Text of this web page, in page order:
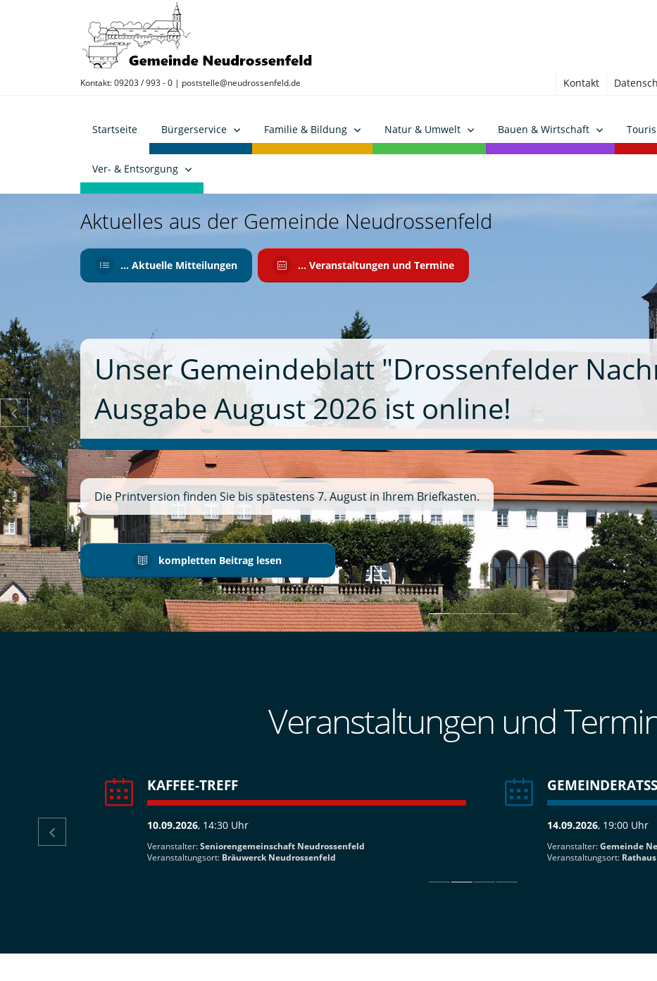
Kontakt: 09203 / 993 - 0 | poststelle@neudrossenfeld.de Kontakt
Startseite Bürgerservice Familie & Bildung Natur & Umwelt Bauen & Wirtschaft
Ver- & Entsorgung
Aktuelles aus der Gemeinde Neudrossenfeld
... Aktuelle Mitteilungen ... Veranstaltungen und Termine
Aktuelles aus der Gemeinde Neudrossenfeld
... Aktuelle Mitteilungen ... Veranstaltungen und Termine
Herzliche Einladung zum Tag des offenen
Folgende Führungen sind in Neudrossenfeld geplant: 13:00 Uhr (Dauer ca. 45 Min.) Führung
Lindenbaummuseum/Info-Center/Eishaus/Brauerei und Erläuterungen zur Ortsgeschichte
mit Herrn Ersten Bürgermeister Rainer Strobel und Vorstand der Bräuwerck AG Peter
Schuhmann 14:00 Uhr / 16:00 Uhr Führung durch die Markgrafenkirche - eine der schönsten
Barockkirchen der Region mit Frau Dr. Karla Fohrbeck (14 Uhr) und mit Pfarrer Wolf (16 Uhr)
15:00 Uhr (Dauer ca. 1 Std.) Führung ...
kompletten Beitrag lesen

Veranstaltungen und
KAFFEE-TREFF
10.09.2026, 14:30 Uhr
Veranstalter:Seniorengemeinschaft Neudrossenfeld
Veranstaltungsort: Bräuwerck Neudrossenfeld
14.09.2026, 19:00 Uhr
Veranstalter:Gemeinde
Veranstaltungsort:
